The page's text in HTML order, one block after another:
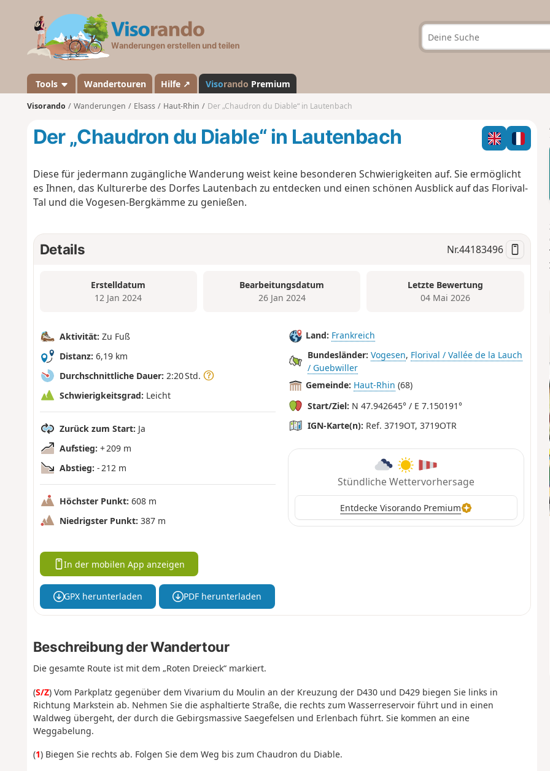
a
n
d
Tools Wandertouren Hilfe ↗ Visorando Premium
Visorando Wanderungen Elsass Haut-Rhin Der „Chaudron du Diable“ in Lautenbach
Der „Chaudron du Diable“ in Lautenbach
Diese für jedermann zugängliche Wanderung weist keine besonderen Schwierigkeiten auf. Sie ermöglicht
es Ihnen, das Kulturerbe des Dorfes Lautenbach zu entdecken und einen schönen Ausblick auf das Florival-
Tal und die Vogesen-Bergkämme zu genießen.
Details Nr.44183496
Erstelldatum
12 Jan 2024
Bearbeitungsdatum
26 Jan 2024
Letzte Bewertung
04 Mai 2026
Aktivität: Zu Fuß
Distanz: 6,19 km
Durchschnittliche Dauer: 2:20 Std.
Schwierigkeitsgrad: Leicht
Zurück zum Start: Ja
Aufstieg: + 209 m
Abstieg: - 212 m
Höchster Punkt: 608 m
Niedrigster Punkt: 387 m
Land: Frankreich
Bundesländer: Vogesen, Florival / Vallée de la Lauch
/ Guebwiller
Gemeinde: Haut-Rhin (68)
Start/Ziel: N 47.942645° / E 7.150191°
IGN-Karte(n): Ref. 3719OT, 3719OTR
Stündliche Wettervorhersage
Entdecke Visorando Premium
In der mobilen App anzeigen
GPX herunterladen PDF herunterladen
Beschreibung der Wandertour
Die gesamte Route ist mit dem „Roten Dreieck“ markiert.
(S/Z) Vom Parkplatz gegenüber dem Vivarium du Moulin an der Kreuzung der D430 und D429 biegen Sie links in
Richtung Markstein ab. Nehmen Sie die asphaltierte Straße, die rechts zum Wasserreservoir führt und in einen
Waldweg übergeht, der durch die Gebirgsmassive Saegefelsen und Erlenbach führt. Sie kommen an eine
Weggabelung.
(1) Biegen Sie rechts ab. Folgen Sie dem Weg bis zum Chaudron du Diable.